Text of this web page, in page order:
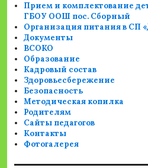
Прием и комплектование
ГБОУ ООШ пос. Сборный
Организация питания в СП
Документы
ВСОКО
Образование
Кадровый состав
Здоровьесбережение
Безопасность
Методическая копилка
Родителям
Сайты педагогов
Контакты
Фотогалерея